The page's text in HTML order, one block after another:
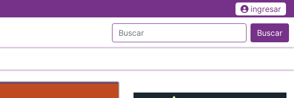
ingresar
Buscar